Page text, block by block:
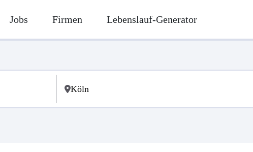
Jobs Firmen Lebenslauf-Generator